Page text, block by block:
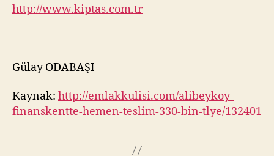
http://www.kiptas.com.tr
Gülay ODABAŞI
Kaynak: http://emlakkulisi.com/alibeykoy-
finanskentte-hemen-teslim-330-bin-tlye/132401